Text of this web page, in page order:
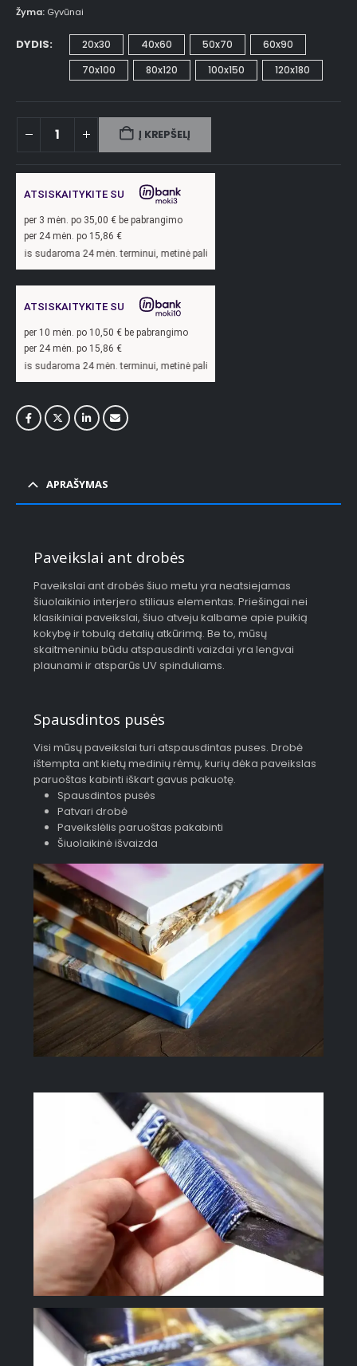
Žyma: Gyvūnai
DYDIS 20x30 40x60 50x70
60x90
70x100
80x120 100x150 120x180
Į KREPŠELĮ
ATSISKAITYKITE SU
per 3 mėn. po 35,00 € be pabrangimo
per 24 mėn. po 15,86 €
24 mėn. terminui, metinė palūkanų norma – 13,9
ATSISKAITYKITE SU
per 10 mėn. po 10,50 € be pabrangimo
per 24 mėn. po 15,86 €
24 mėn. terminui, metinė palūkanų norma – 13,9
APRAŠYMAS
Paveikslai ant drobės
Paveikslai ant drobės šiuo metu yra neatsiejamas
šiuolaikinio interjero stiliaus elementas. Priešingai nei
klasikiniai paveikslai, šiuo atveju kalbame apie puikią
kokybę ir tobulą detalių atkūrimą. Be to, mūsų
skaitmeniniu būdu atspausdinti vaizdai yra lengvai
plaunami ir atsparūs UV spinduliams.
Spausdintos pusės
Visi mūsų paveikslai turi atspausdintas puses. Drobė
ištempta ant kietų medinių rėmų, kurių dėka paveikslas
paruoštas kabinti iškart gavus pakuotę.
Spausdintos pusės
Patvari drobė
Paveikslėlis paruoštas pakabinti
Šiuolaikinė išvaizda